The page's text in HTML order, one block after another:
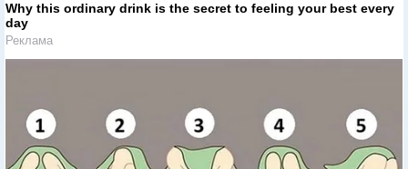
Why this ordinary drink is the secret to feeling your best every
day
Реклама